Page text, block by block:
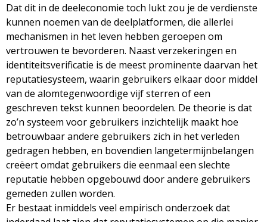
Dat dit in de deeleconomie toch lukt zou je de verdienste
kunnen noemen van de deelplatformen, die allerlei
mechanismen in het leven hebben geroepen om
vertrouwen te bevorderen. Naast verzekeringen en
identiteitsverificatie is de meest prominente daarvan het
reputatiesysteem, waarin gebruikers elkaar door middel
van de alomtegenwoordige vijf sterren of een
geschreven tekst kunnen beoordelen. De theorie is dat
zo’n systeem voor gebruikers inzichtelijk maakt hoe
betrouwbaar andere gebruikers zich in het verleden
gedragen hebben, en bovendien langetermijnbelangen
creëert omdat gebruikers die eenmaal een slechte
reputatie hebben opgebouwd door andere gebruikers
gemeden zullen worden.
Er bestaat inmiddels veel empirisch onderzoek dat